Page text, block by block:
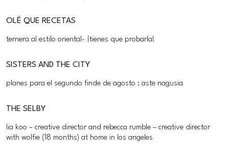
OLÉ QUE RECETAS
ternera al estilo oriental- ¡tienes que probarla!
SISTERS AND THE CITY
planes para el segundo finde de agosto : aste nagusia
THE SELBY
lia koo – creative director and rebecca rumble – creative director
with wolfie (18 months) at home in los angeles